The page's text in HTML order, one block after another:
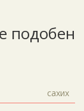
подобен
сахих